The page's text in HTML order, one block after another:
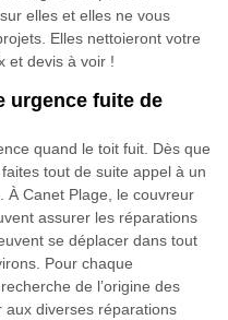
elles et elles ne vous
Elles nettoieront votre
et devis à voir !
urgence fuite de
quand le toit fuit. Dès que
tout de suite appel à un
À Canet Plage, le couvreur
assurer les réparations
se déplacer dans tout
Pour chaque
de l’origine des
aux diverses réparations